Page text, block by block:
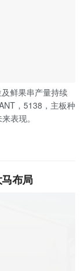
鲜果串产量持续
，5138，主板种
表现。
布局